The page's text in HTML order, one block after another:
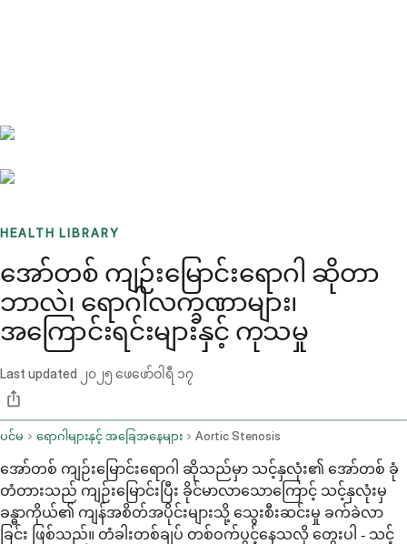
HEALTH LIBRARY
အော်တစ် ကျဉ်းမြောင်းရောဂါ ဆိုတာ
ဘာလဲ၊ ရောဂါလက္ခဏာများ၊
အကြောင်းရင်းများနှင့် ကုသမှု
Last updated ၂၀၂၅ ဖေဖော်ဝါရီ ၁၇
ပင်မ ရောဂါများနှင့် အခြေအနေများ Aortic Stenosis
အော်တစ် ကျဉ်းမြောင်းရောဂါ ဆိုသည်မှာ သင့်နှလုံး၏ အော်တစ် ခုံ
တံတားသည် ကျဉ်းမြောင်းပြီး ခိုင်မာလာသောကြောင့် သင့်နှလုံးမှ
ခန္ဓာကိုယ်၏ ကျန်အစိတ်အပိုင်းများသို့ သွေးစီးဆင်းမှု ခက်ခဲလာ
ခြင်း ဖြစ်သည်။ တံခါးတစ်ချပ် တစ်ဝက်ပွင့်နေသလို တွေးပါ - သင့်